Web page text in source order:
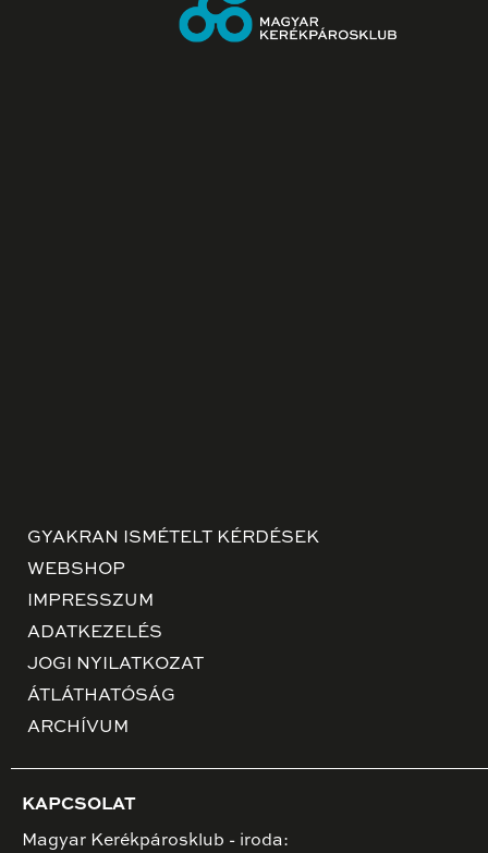
GYAKRAN ISMÉTELT KÉRDÉSEK
WEBSHOP
IMPRESSZUM
ADATKEZELÉS
JOGI NYILATKOZAT
ÁTLÁTHATÓSÁG
ARCHÍVUM
KAPCSOLAT
Magyar Kerékpárosklub - iroda: